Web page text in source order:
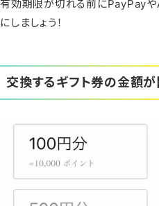
有効期限が切れる前にPayPayや
にしましょう！
交換するギフト券の金額が